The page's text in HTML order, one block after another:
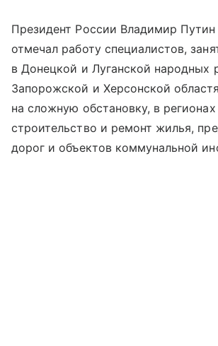
Президент России Владимир Путин
отмечал работу специалистов,
в Донецкой и Луганской народных
Запорожской и Херсонской
на сложную обстановку, в
строительство и ремонт жилья,
дорог и объектов коммунальной